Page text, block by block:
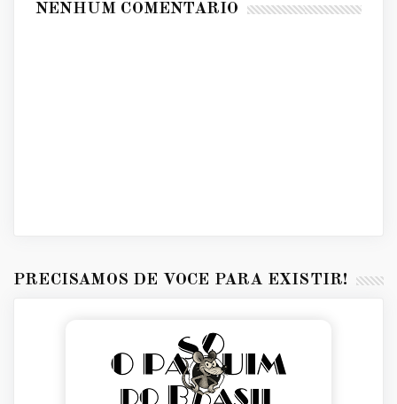
NENHUM COMENTÁRIO
PRECISAMOS DE VOCÊ PARA EXISTIR!